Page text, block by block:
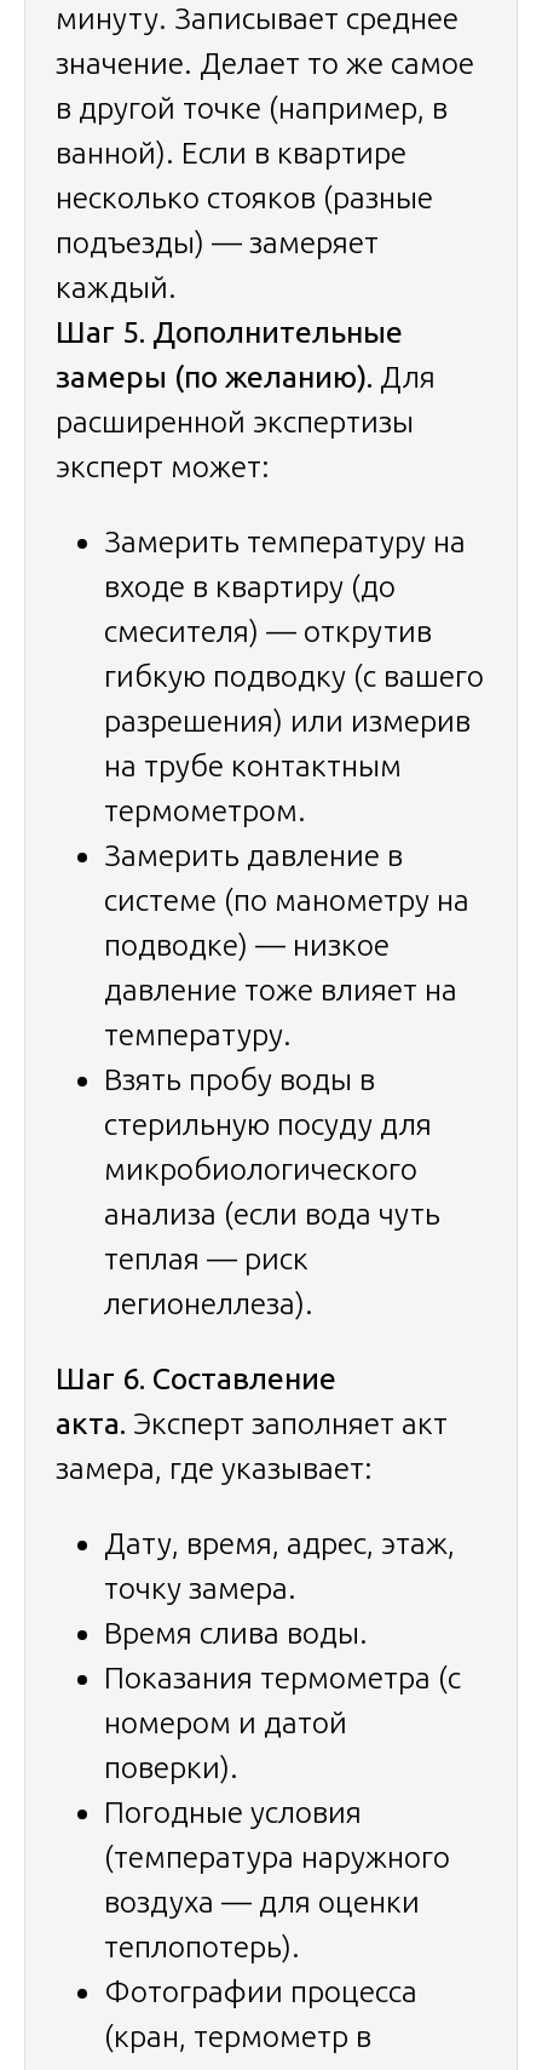
минуту. Записывает среднее
значение. Делает то же самое
в другой точке (например, в
ванной). Если в квартире
несколько стояков (разные
подъезды) — замеряет
каждый.
Шаг 5. Дополнительные
замеры (по желанию). Для
расширенной экспертизы
эксперт может:
Замерить температуру на
входе в квартиру (до
смесителя) — открутив
гибкую подводку (с вашего
разрешения) или измерив
на трубе контактным
термометром.
Замерить давление в
системе (по манометру на
подводке) — низкое
давление тоже влияет на
температуру.
Взять пробу воды в
стерильную посуду для
микробиологического
анализа (если вода чуть
теплая — риск
легионеллеза).
Шаг 6. Составление
акта. Эксперт заполняет акт
замера, где указывает:
Дату, время, адрес, этаж,
точку замера.
Время слива воды.
Показания термометра (с
номером и датой
поверки).
Погодные условия
(температура наружного
воздуха — для оценки
теплопотерь).
Фотографии процесса
(кран, термометр в